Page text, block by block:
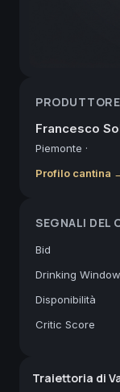
PRODUTTORE
Francesco
Piemonte ·
Profilo cantina
SEGNALI DEL
Bid
Drinking Window
Disponibilità
Critic Score
Traiettoria di